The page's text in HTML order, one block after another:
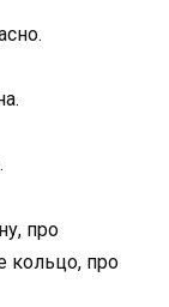
про
кольцо, про